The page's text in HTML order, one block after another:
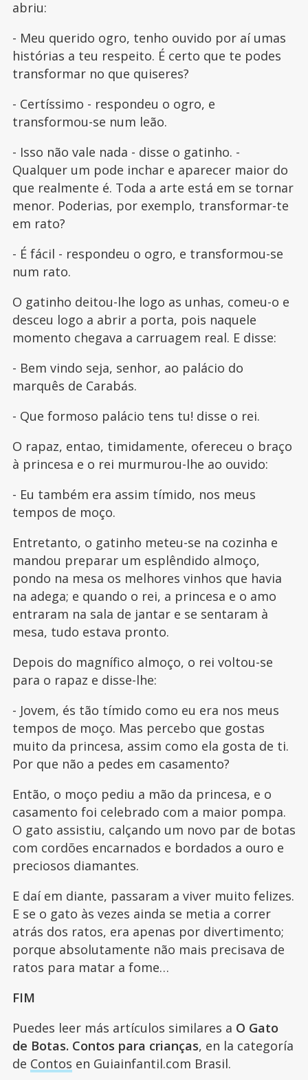
abriu:
- Meu querido ogro, tenho ouvido por aí umas
histórias a teu respeito. É certo que te podes
transformar no que quiseres?
- Certíssimo - respondeu o ogro, e
transformou-se num leão.
- Isso não vale nada - disse o gatinho. -
Qualquer um pode inchar e aparecer maior do
que realmente é. Toda a arte está em se tornar
menor. Poderias, por exemplo, transformar-te
em rato?
- É fácil - respondeu o ogro, e transformou-se
num rato.
O gatinho deitou-lhe logo as unhas, comeu-o e
desceu logo a abrir a porta, pois naquele
momento chegava a carruagem real. E disse:
- Bem vindo seja, senhor, ao palácio do
marquês de Carabás.
- Que formoso palácio tens tu! disse o rei.
O rapaz, entao, timidamente, ofereceu o braço
à princesa e o rei murmurou-lhe ao ouvido:
- Eu também era assim tímido, nos meus
tempos de moço.
Entretanto, o gatinho meteu-se na cozinha e
mandou preparar um esplêndido almoço,
pondo na mesa os melhores vinhos que havia
na adega; e quando o rei, a princesa e o amo
entraram na sala de jantar e se sentaram à
mesa, tudo estava pronto.
Depois do magnífico almoço, o rei voltou-se
para o rapaz e disse-lhe:
- Jovem, és tão tímido como eu era nos meus
tempos de moço. Mas percebo que gostas
muito da princesa, assim como ela gosta de ti.
Por que não a pedes em casamento?
Então, o moço pediu a mão da princesa, e o
casamento foi celebrado com a maior pompa.
O gato assistiu, calçando um novo par de botas
com cordões encarnados e bordados a ouro e
preciosos diamantes.
E daí em diante, passaram a viver muito felizes.
E se o gato às vezes ainda se metia a correr
atrás dos ratos, era apenas por divertimento;
porque absolutamente não mais precisava de
ratos para matar a fome…
FIM
Puedes leer más artículos similares a O Gato
de Botas. Contos para crianças, en la categoría
de Contos en Guiainfantil.com Brasil.